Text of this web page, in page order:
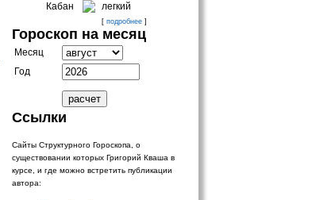
Кабан
легкий
[ подробнее ]
Гороскоп на месяц
Месяц
Год
Ссылки
Сайты Структурного Гороскопа, о
существовании которых Григорий Кваша в
курсе, и где можно встретить публикации
автора: